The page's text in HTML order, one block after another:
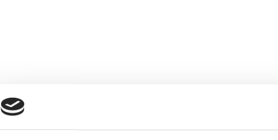
Husqvarna